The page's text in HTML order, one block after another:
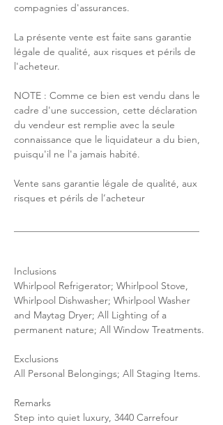
compagnies d'assurances.
La présente vente est faite sans garantie
légale de qualité, aux risques et périls de
l'acheteur.
NOTE : Comme ce bien est vendu dans le
cadre d'une succession, cette déclaration
du vendeur est remplie avec la seule
connaissance que le liquidateur a du bien,
puisqu'il ne l'a jamais habité.
Vente sans garantie légale de qualité, aux
risques et périls de l’acheteur
Inclusions
Whirlpool Refrigerator; Whirlpool Stove,
Whirlpool Dishwasher; Whirlpool Washer
and Maytag Dryer; All Lighting of a
permanent nature; All Window Treatments.
Exclusions
All Personal Belongings; All Staging Items.
Remarks
Step into quiet luxury, 3440 Carrefour